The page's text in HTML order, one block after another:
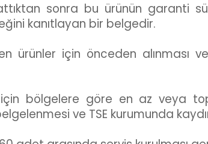
sonra bu ürünün
kanıtlayan bir belgedir.
ürünler için önceden alınması
bölgelere göre en az veya
ve TSE kurumunda